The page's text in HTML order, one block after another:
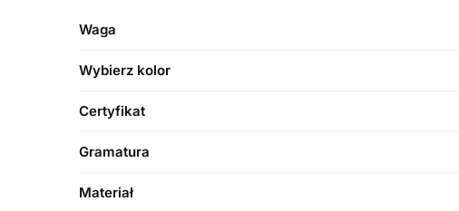
Waga
Wybierz kolor
Certyfikat
Gramatura
Materiał